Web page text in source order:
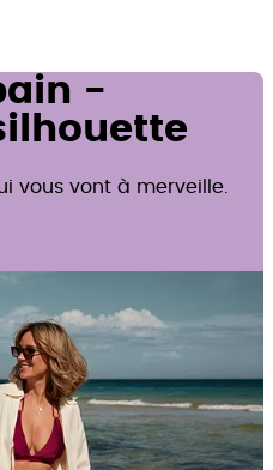
-
vous vont à merveille.